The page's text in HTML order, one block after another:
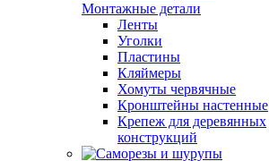
Монтажные детали
Ленты
Уголки
Пластины
Кляймеры
Хомуты червячные
Кронштейны настенные
Крепеж для деревянных
конструкций